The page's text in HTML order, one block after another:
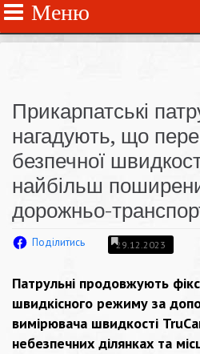
Меню
Прикарпатські
нагадують, що
безпечної
найбільш
дорожньо-
Поділитись 29.12.2023
Патрульні продовжують
швидкісного режиму за
вимірювача швидкості
небезпечних ділянках та